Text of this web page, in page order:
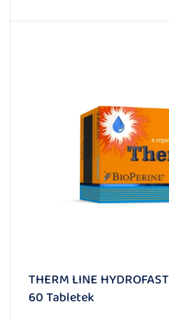
THERM LINE HYDROFAST
60 Tabletek